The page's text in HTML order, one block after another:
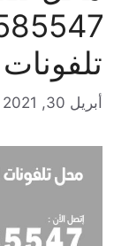
أبريل 30, 2021